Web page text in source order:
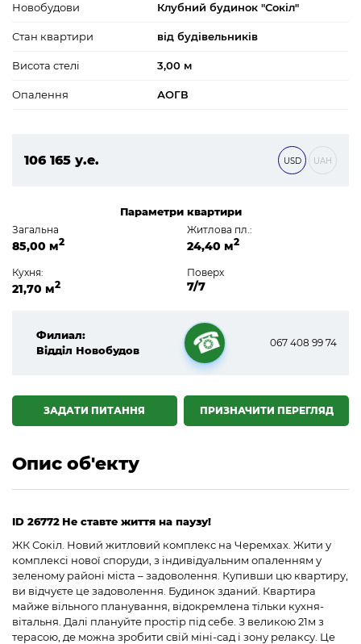
Новобудови Клубний будинок "Сокіл"
Стан квартири від будівельників
Висота стелі 3,00 м
Опалення АОГВ
106 165 у.е.
USD UAH
Параметри квартири
Загальна
85,00 м2
Житлова пл.:
24,40 м2
Кухня:
21,70 м2
Поверх
7/7
Филиал:
Відділ Новобудов
☎
067 408 99 74
ПРИЗНАЧИТИ ПЕРЕГЛЯД
ЗАДАТИ ПИТАННЯ
Опис об'екту
ID 26772 Не ставте життя на паузу!
ЖК Сокіл. Новий житловий комплекс на Черемхах. Жити у
комплексі нової споруди, з індивідуальним опаленням у
зеленому районі міста – задоволення. Купивши цю квартиру,
ви відчуєте це задоволення. Будинок зданий. Квартира
майже вільного планування, відокремлена тільки кухня-
вітальня. Далі плануйте простір під себе. З великою 21м з
терасою, де можна зробити свій міні-сад і зону релаксу. Це